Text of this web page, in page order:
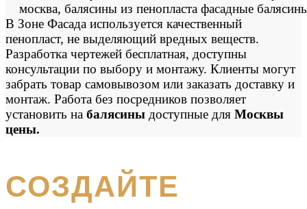
В Зоне Фасада используется качественный
пенопласт, не выделяющий вредных веществ.
Разработка чертежей бесплатная, доступны
консультации по выбору и монтажу. Клиенты могут
забрать товар самовывозом или заказать доставку и
монтаж. Работа без посредников позволяет
установить на балясины доступные для Москвы
цены.
СОЗДАЙТЕ